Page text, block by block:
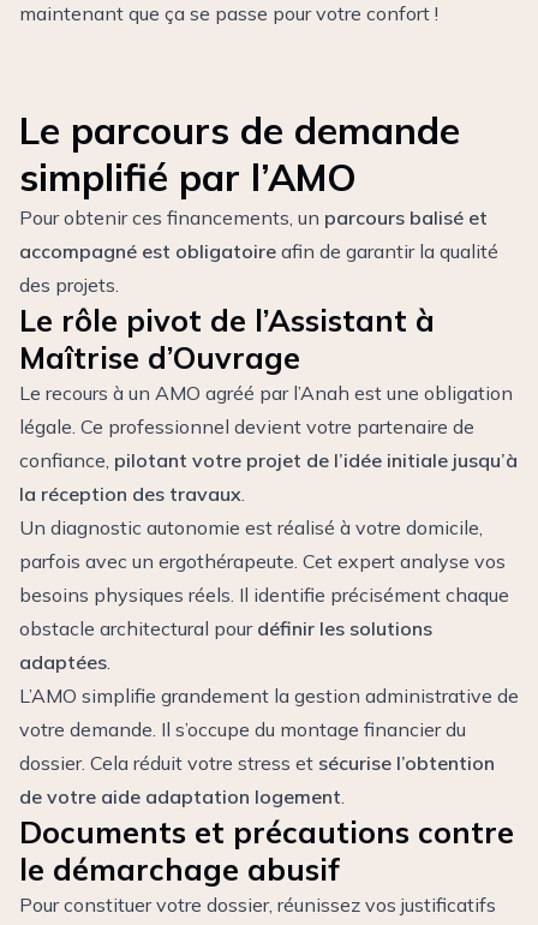
maintenant que ça se passe pour votre confort !
Le parcours de demande
simplifié par l’AMO
Pour obtenir ces financements, un parcours balisé et
accompagné est obligatoire afin de garantir la qualité
des projets.
Le rôle pivot de l’Assistant à
Maîtrise d’Ouvrage
Le recours à un AMO agréé par l’Anah est une obligation
légale. Ce professionnel devient votre partenaire de
confiance, pilotant votre projet de l’idée initiale jusqu’à
la réception des travaux.
Un diagnostic autonomie est réalisé à votre domicile,
parfois avec un ergothérapeute. Cet expert analyse vos
besoins physiques réels. Il identifie précisément chaque
obstacle architectural pour définir les solutions
adaptées.
L’AMO simplifie grandement la gestion administrative de
votre demande. Il s’occupe du montage financier du
dossier. Cela réduit votre stress et sécurise l’obtention
de votre aide adaptation logement.
Documents et précautions contre
le démarchage abusif
Pour constituer votre dossier, réunissez vos justificatifs